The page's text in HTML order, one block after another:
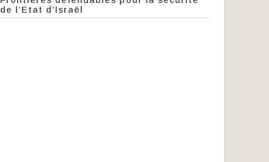
de l’Etat d’Israël